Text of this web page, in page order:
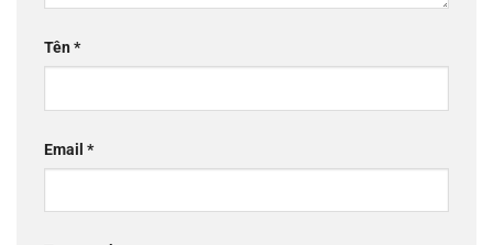
Tên*
Email *